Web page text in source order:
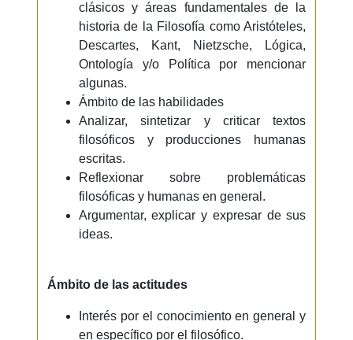
clásicos y áreas fundamentales de la
historia de la Filosofía como Aristóteles,
Descartes, Kant, Nietzsche, Lógica,
Ontología y/o Política por mencionar
algunas.
Ámbito de las habilidades
Analizar, sintetizar y criticar textos
filosóficos y producciones humanas
escritas.
Reflexionar sobre problemáticas
filosóficas y humanas en general.
Argumentar, explicar y expresar de sus
ideas.
Ámbito de las actitudes
Interés por el conocimiento en general y
en específico por el filosófico.